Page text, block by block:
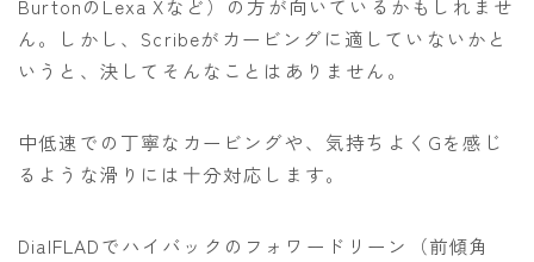
BurtonのLexa Xなど）の方が向いているかもしれませ
ん。しかし、Scribeがカービングに適していないかと
いうと、決してそんなことはありません。
中低速での丁寧なカービングや、気持ちよくGを感じ
るような滑りには十分対応します。
DialFLADでハイバックのフォワードリーン（前傾角